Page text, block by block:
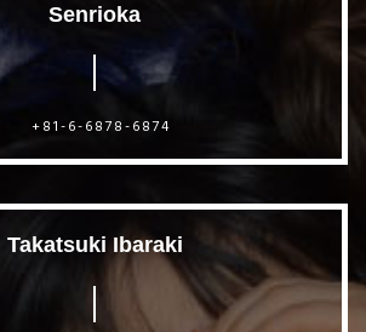
Senrioka
+81-6-6878-6874
Takatsuki Ibaraki